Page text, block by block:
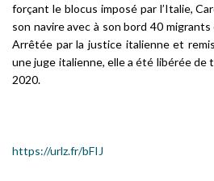
forçant le blocus imposé par l’Italie,
son navire avec à son bord 40
Arrêtée par la justice italienne et
une juge italienne, elle a été libérée de
2020.
https://urlz.fr/bFIJ